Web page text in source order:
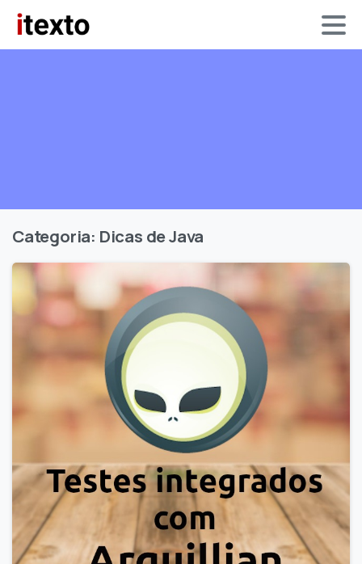
Categoria: Dicas de Java